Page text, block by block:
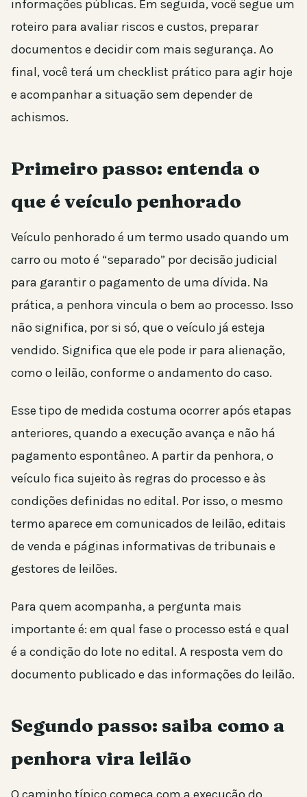
informações públicas. Em seguida, você segue um
roteiro para avaliar riscos e custos, preparar
documentos e decidir com mais segurança. Ao
final, você terá um checklist prático para agir hoje
e acompanhar a situação sem depender de
achismos.
Primeiro passo: entenda o
que é veículo penhorado
Veículo penhorado é um termo usado quando um
carro ou moto é “separado” por decisão judicial
para garantir o pagamento de uma dívida. Na
prática, a penhora vincula o bem ao processo. Isso
não significa, por si só, que o veículo já esteja
vendido. Significa que ele pode ir para alienação,
como o leilão, conforme o andamento do caso.
Esse tipo de medida costuma ocorrer após etapas
anteriores, quando a execução avança e não há
pagamento espontâneo. A partir da penhora, o
veículo fica sujeito às regras do processo e às
condições definidas no edital. Por isso, o mesmo
termo aparece em comunicados de leilão, editais
de venda e páginas informativas de tribunais e
gestores de leilões.
Para quem acompanha, a pergunta mais
importante é: em qual fase o processo está e qual
é a condição do lote no edital. A resposta vem do
documento publicado e das informações do leilão.
Segundo passo: saiba como a
penhora vira leilão